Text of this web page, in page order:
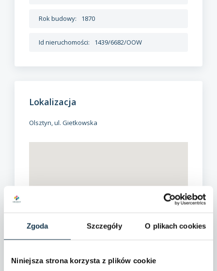
Zgoda Szczegóły O plikach cookies
Niniejsza strona korzysta z plików cookie
Rok budowy: 1870
Id nieruchomości: 1439/6682/OOW
Lokalizacja
Olsztyn, ul. Gietkowska